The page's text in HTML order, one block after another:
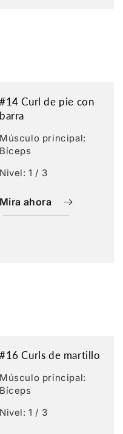
#14 Curl de pie con
barra
Músculo principal:
Bíceps
Nivel: 1 / 3
Mira ahora
#16 Curls de martillo
Músculo principal:
Bíceps
Nivel: 1 / 3